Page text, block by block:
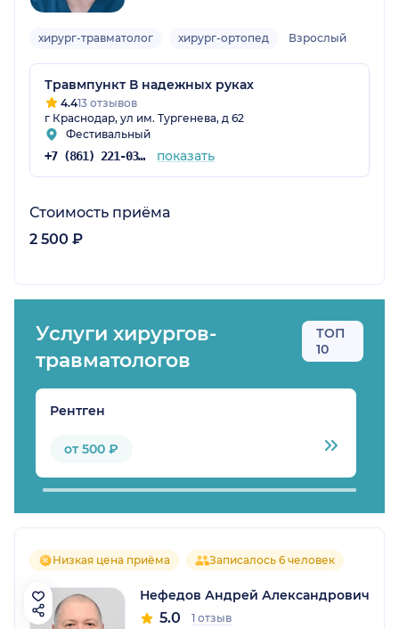
хирург-травматолог хирург-ортопед Взрослый
Травмпункт В надежных руках
4.413 отзывов
г Краснодар, ул им. Тургенева, д 62
Фестивальный
+7 (861) 221-03-33 показать
Стоимость приёма
2 500 ₽
Услуги хирургов-
травматологов
ТОП
10
Рентген
от 500 ₽
Низкая цена приёма Записалось 6 человек
Нефедов Андрей Александрович
5.0 1 отзыв